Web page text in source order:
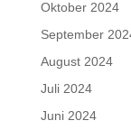
Oktober 2024
September
August 2024
Juli 2024
Juni 2024